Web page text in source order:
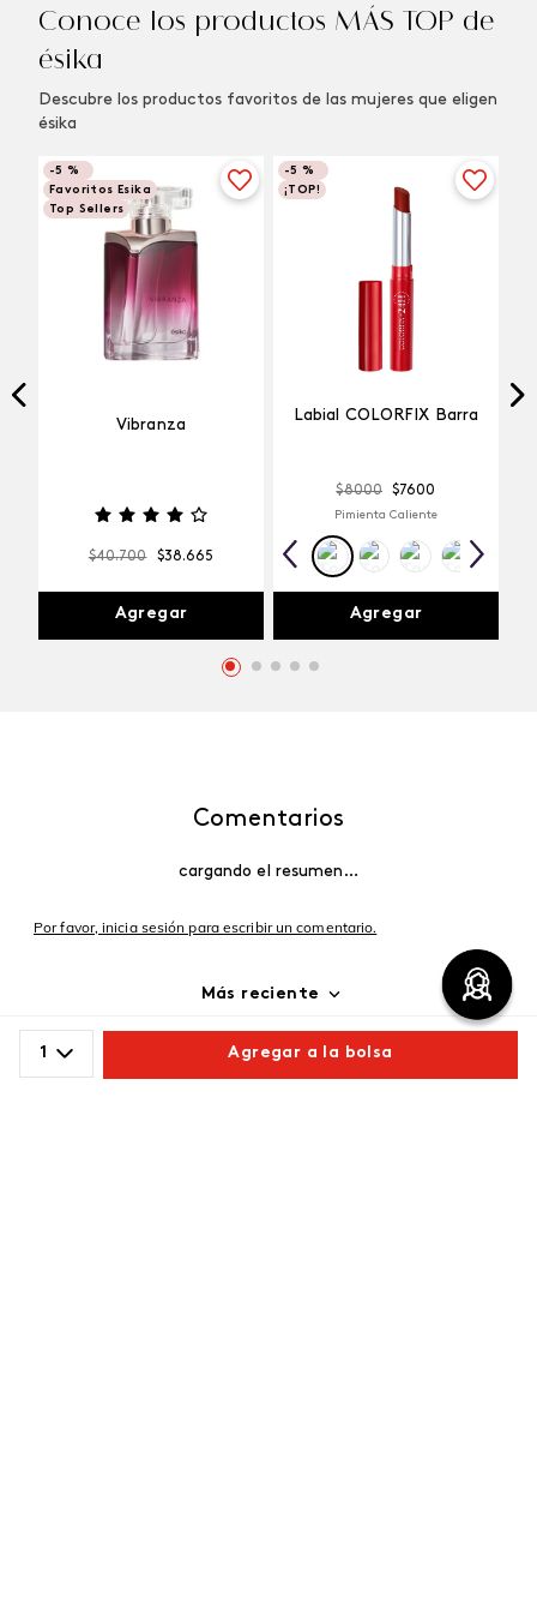
1 Agregar a la bolsa
Conoce los productos MÁS TOP de
ésika
Descubre los productos favoritos de las mujeres que eligen
ésika
-5 %
Favoritos Esika
Top Sellers
Vibranza
$40.700 $38.665
Agregar
-5 %
¡TOP!
Labial COLORFIX Barra
$8000 $7600
Pimienta Caliente
Agregar
Comentarios
cargando el resumen…
Por favor, inicia sesión para escribir un comentario.
Más reciente
Cargando comentarios…